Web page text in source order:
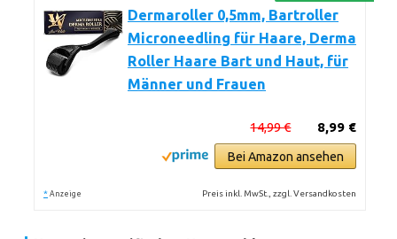
Dermaroller 0,5mm, Bartroller
Microneedling für Haare, Derma
Roller Haare Bart und Haut, für
Männer und Frauen
8,99 €
14,99 €
Bei Amazon ansehen
* Anzeige Preis inkl. MwSt., zzgl. Versandkosten